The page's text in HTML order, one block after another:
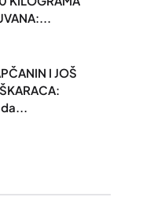
I JOŠ